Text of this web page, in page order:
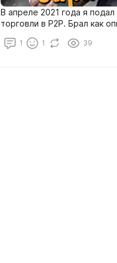
В апреле 2021 года я
торговли в Р2Р. Брал как
1 1 39